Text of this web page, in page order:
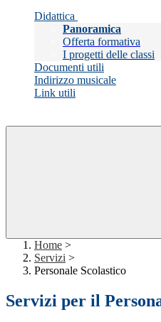
Didattica
Panoramica
Offerta formativa
I progetti delle classi
Documenti utili
Indirizzo musicale
Link utili
Home >
Servizi >
Personale Scolastico
Servizi per il